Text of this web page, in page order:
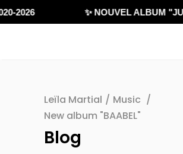
2026 ✨ NOUVEL ALBUM
Leïla Martial / Music /
New album "BAABEL"
Blog